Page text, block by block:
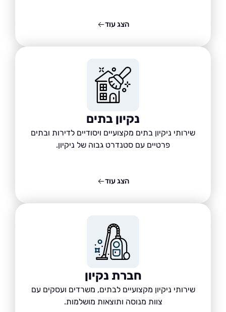
נקיון בתים
שירותי ניקיון בתים מקצועיים ויסודיים לדירות ובתים
פרטיים עם סטנדרט גבוה של ניקיון.
חברת נקיון
שירותי ניקיון מקצועיים לבתים, משרדים ועסקים עם
צוות מנוסה ותוצאות מושלמות.